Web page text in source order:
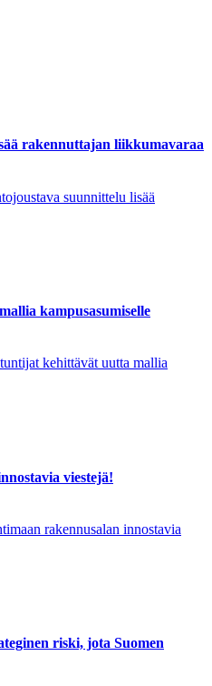
rakennuttajan liikkumavaraa
suunnittelu lisää
kampusasumiselle
kehittävät uutta mallia
viestejä!
rakennusalan innostavia
riski, jota Suomen